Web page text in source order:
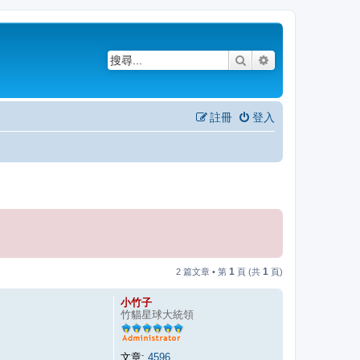
搜尋
登入
註冊
2 篇文章 • 第 1 頁 (共 1 頁)
小竹子
竹貓星球大統領
文章: 4596